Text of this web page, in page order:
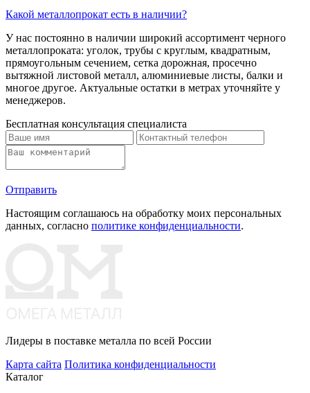
Какой металлопрокат есть в наличии?
У нас постоянно в наличии широкий ассортимент черного
металлопроката: уголок, трубы с круглым, квадратным,
прямоугольным сечением, сетка дорожная, просечно
вытяжной листовой металл, алюминиевые листы, балки и
многое другое. Актуальные остатки в метрах уточняйте у
менеджеров.
Бесплатная консультация специалиста
Отправить
Настоящим соглашаюсь на обработку моих персональных
данных, согласно политике конфиденциальности.
Лидеры в поставке металла по всей России
Карта сайта Политика конфиденциальности
Каталог